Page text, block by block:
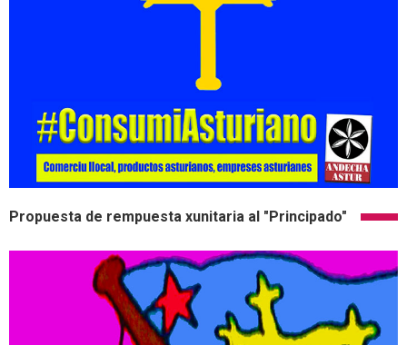
Propuesta de rempuesta xunitaria al "Principado"